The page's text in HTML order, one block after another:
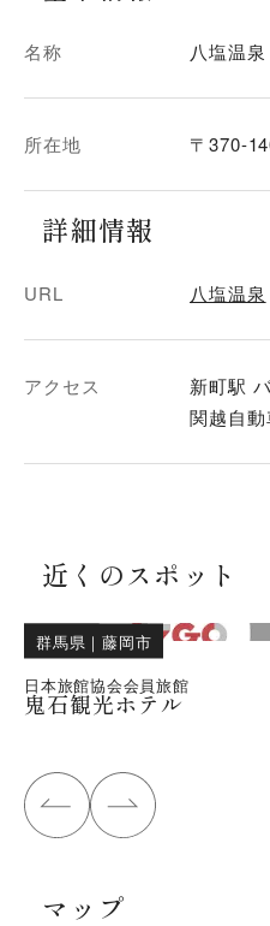
名称 八塩温泉
所在地 〒370-
詳細情報
URL 八塩温泉
アクセス
新町駅
関越自
近くのスポット
群馬県 ｜藤岡市
日本旅館協会会員旅館
鬼石観光ホテル
マップ